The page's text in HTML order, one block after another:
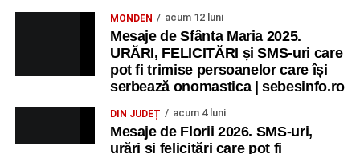
MONDEN acum 12 luni
Mesaje de Sfânta Maria 2025.
URĂRI, FELICITĂRI și SMS-uri care
pot fi trimise persoanelor care își
serbează onomastica | sebesinfo.ro
DIN JUDEȚ acum 4 luni
Mesaje de Florii 2026. SMS-uri,
urări și felicitări care pot fi